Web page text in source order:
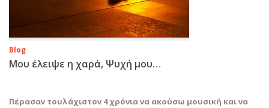
Blog
Μου έλειψε η χαρά, Ψυχή μου…
Πέρασαν τουλάχιστον 4 χρόνια να ακούσω μουσική και να